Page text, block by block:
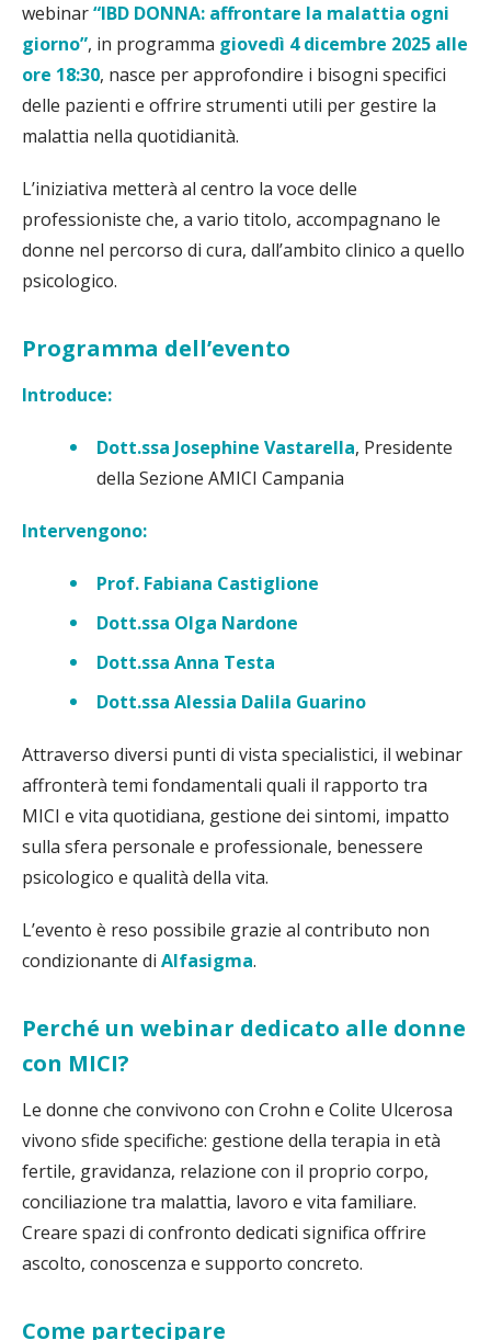
webinar“IBD DONNA: affrontare la malattia ogni
giorno”, in programma giovedì 4 dicembre 2025 alle
ore 18:30, nasce per approfondire i bisogni specifici
delle pazienti e offrire strumenti utili per gestire la
malattia nella quotidianità.
L’iniziativa metterà al centro la voce delle
professioniste che, a vario titolo, accompagnano le
donne nel percorso di cura, dall’ambito clinico a quello
psicologico.
Programma dell’evento
Introduce:
Dott.ssa Josephine Vastarella, Presidente
della Sezione AMICI Campania
Intervengono:
Prof. Fabiana Castiglione
Dott.ssa Olga Nardone
Dott.ssa Anna Testa
Dott.ssa Alessia Dalila Guarino
Attraverso diversi punti di vista specialistici, il webinar
affronterà temi fondamentali quali il rapporto tra
MICI e vita quotidiana, gestione dei sintomi, impatto
sulla sfera personale e professionale, benessere
psicologico e qualità della vita.
L’evento è reso possibile grazie al contributo non
condizionante di Alfasigma.
Perché un webinar dedicato alle donne
con MICI?
Le donne che convivono con Crohn e Colite Ulcerosa
vivono sfide specifiche: gestione della terapia in età
fertile, gravidanza, relazione con il proprio corpo,
conciliazione tra malattia, lavoro e vita familiare.
Creare spazi di confronto dedicati significa offrire
ascolto, conoscenza e supporto concreto.
Come partecipare